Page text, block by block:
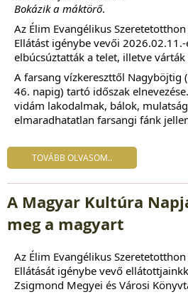
Bokázik a máktörő.
Az Élim Evangélikus
Ellátást igénybe vevői
elbúcsúztatták a telet, illetve várták
A farsang vízkereszttől Nagyböjtig
46. napig) tartó időszak
vidám lakodalmak, bálok,
elmaradhatatlan farsangi fánk
TOVÁBB OLVASOM..
A Magyar Kultúra
meg a magyart
Az Élim Evangélikus
Ellátását igénybe vevő
Zsigmond Megyei és Városi